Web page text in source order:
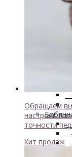
-
-
-
Обращаем
настроек
точности
Хит продаж